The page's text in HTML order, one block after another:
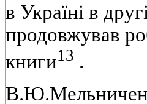
в Українi в
продовжував
книги13 .